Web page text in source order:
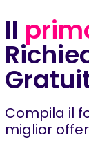
Il
Compila il
miglior